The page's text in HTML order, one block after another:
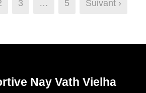
3 … 5 Suivant ›
Nay Vath Vielha